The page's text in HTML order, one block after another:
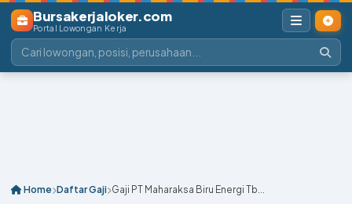
Bursakerjaloker.com
Portal Lowongan Kerja
Home Daftar Gaji Gaji PT Maharaksa Biru Energi Tb...